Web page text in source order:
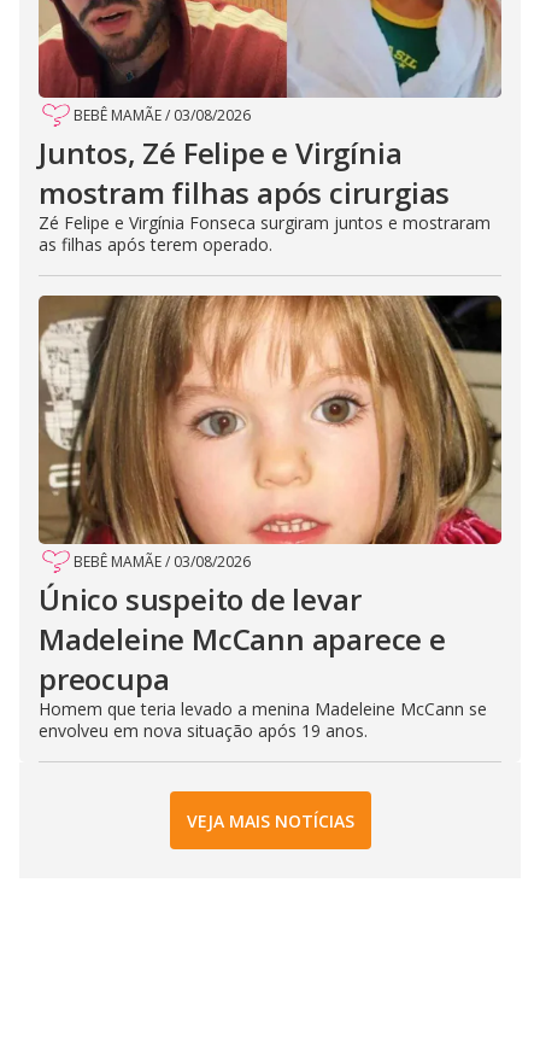
BEBÊ MAMÃE/ 03/08/2026
Juntos, Zé Felipe e Virgínia
mostram filhas após cirurgias
Zé Felipe e Virgínia Fonseca surgiram juntos e mostraram
as filhas após terem operado.
BEBÊ MAMÃE/ 03/08/2026
Único suspeito de levar
Madeleine McCann aparece e
preocupa
Homem que teria levado a menina Madeleine McCann se
envolveu em nova situação após 19 anos.
VEJA MAIS NOTÍCIAS